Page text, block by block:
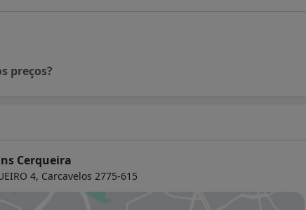
preços?
Cerqueira
4, Carcavelos 2775-615